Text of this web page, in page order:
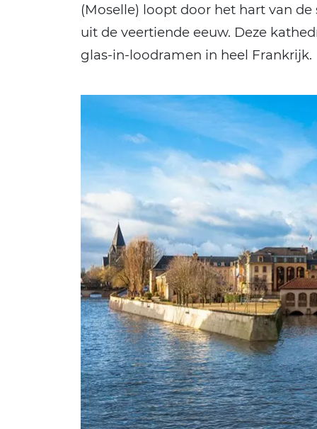
(Moselle) loopt door het hart van de
uit de veertiende eeuw. Deze
glas-in-loodramen in heel Frankrijk.